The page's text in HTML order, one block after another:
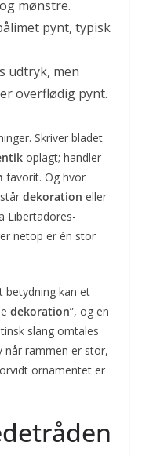
mønstre.
pynt, typisk
udtryk, men
overflødig pynt.
Skriver bladet
oplagt; handler
favorit. Og hvor
dekoration eller
Libertadores-
netop er én stor
betydning kan et
dekoration”, og en
slang omtales
når rammen er stor,
ornamentet er